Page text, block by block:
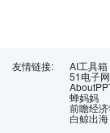
友情链接: AI工具箱
51电子网
蝉妈妈
前瞻经济
白鲸出海